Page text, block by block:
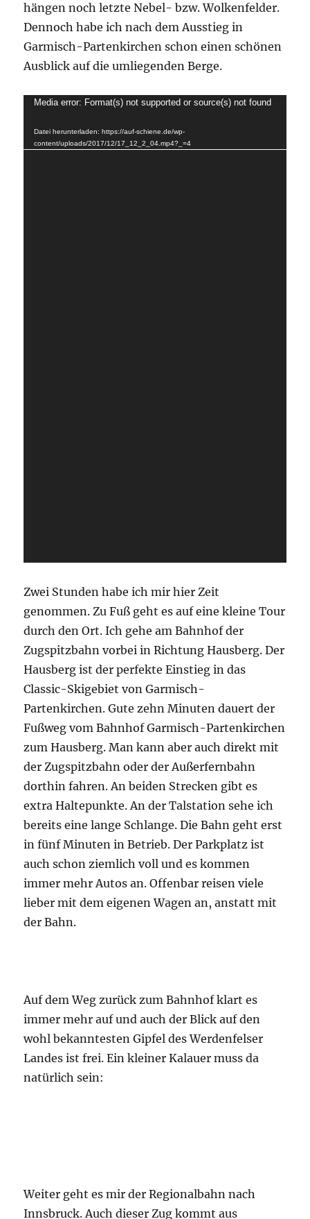
hängen noch letzte Nebel- bzw. Wolkenfelder.
Dennoch habe ich nach dem Ausstieg in
Garmisch-Partenkirchen schon einen schönen
Ausblick auf die umliegenden Berge.
Video-
Media error: Format(s) not supported or source(s) not found
Datei herunterladen: https://auf-schiene.de/wp-
content/uploads/2017/12/17_12_2_04.mp4?_=4
Zwei Stunden habe ich mir hier Zeit
genommen. Zu Fuß geht es auf eine kleine Tour
durch den Ort. Ich gehe am Bahnhof der
Zugspitzbahn vorbei in Richtung Hausberg. Der
Hausberg ist der perfekte Einstieg in das
Classic-Skigebiet von Garmisch-
Partenkirchen. Gute zehn Minuten dauert der
Fußweg vom Bahnhof Garmisch-Partenkirchen
zum Hausberg. Man kann aber auch direkt mit
der Zugspitzbahn oder der Außerfernbahn
dorthin fahren. An beiden Strecken gibt es
extra Haltepunkte. An der Talstation sehe ich
bereits eine lange Schlange. Die Bahn geht erst
in fünf Minuten in Betrieb. Der Parkplatz ist
auch schon ziemlich voll und es kommen
immer mehr Autos an. Offenbar reisen viele
lieber mit dem eigenen Wagen an, anstatt mit
der Bahn.
Auf dem Weg zurück zum Bahnhof klart es
immer mehr auf und auch der Blick auf den
wohl bekanntesten Gipfel des Werdenfelser
Landes ist frei. Ein kleiner Kalauer muss da
natürlich sein:
Weiter geht es mir der Regionalbahn nach
Innsbruck. Auch dieser Zug kommt aus